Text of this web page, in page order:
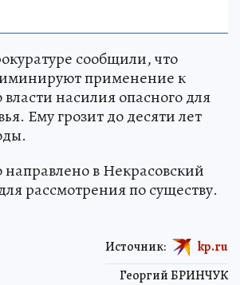
сообщили, что
применение к
насилия опасного для
Ему грозит до десяти лет
направлено в Некрасовский
рассмотрения по существу.
Георгий БРИНЧУК
Источник: kp.ru